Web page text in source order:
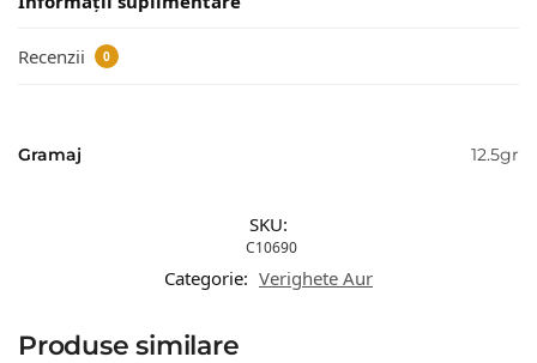
Recenzii 0
Gramaj 12.5gr
SKU:
C10690
Categorie: Verighete Aur
Produse similare